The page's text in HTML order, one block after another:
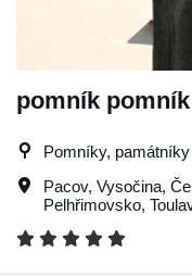
pomník
Pomníky, památníky
Pacov, Vysočina,
Pelhřimovsko,